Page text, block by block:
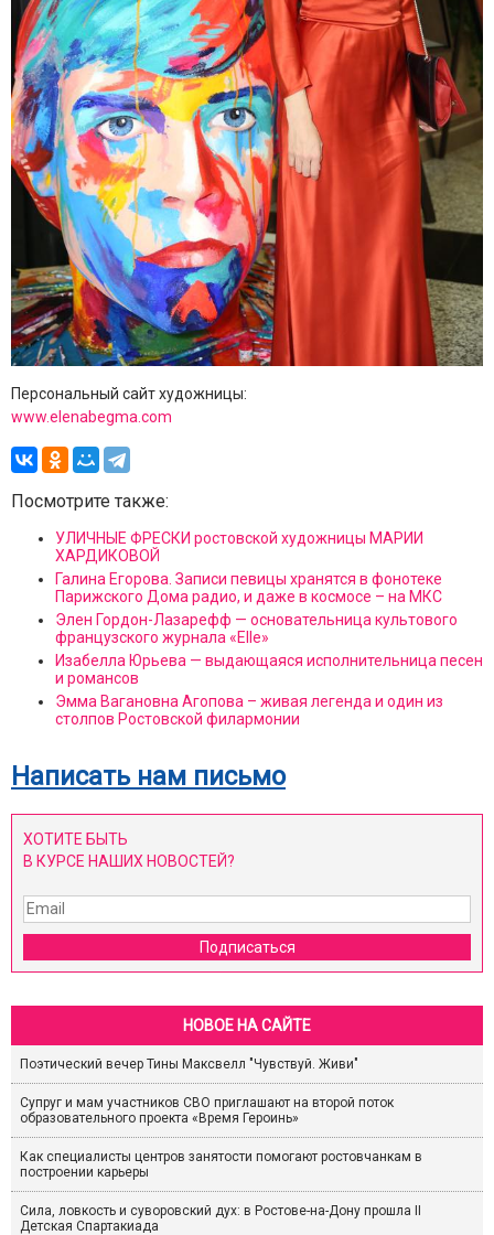
Персональный сайт художницы:
www.elenabegma.com
Посмотрите также:
УЛИЧНЫЕ ФРЕСКИ ростовской художницы МАРИИ
ХАРДИКОВОЙ
Галина Егорова. Записи певицы хранятся в фонотеке
Парижского Дома радио, и даже в космосе – на МКС
Элен Гордон-Лазарефф — основательница культового
французского журнала «Elle»
Изабелла Юрьева — выдающаяся исполнительница песен
и романсов
Эмма Вагановна Агопова – живая легенда и один из
столпов Ростовской филармонии
Написать нам письмо
ХОТИТЕ БЫТЬ
В КУРСЕ НАШИХ НОВОСТЕЙ?
Подписаться
НОВОЕ НА САЙТЕ
Поэтический вечер Тины Максвелл "Чувствуй. Живи"
Супруг и мам участников СВО приглашают на второй поток
образовательного проекта «Время Героинь»
Как специалисты центров занятости помогают ростовчанкам в
построении карьеры
Сила, ловкость и суворовский дух: в Ростове-на-Дону прошла II
Детская Спартакиада